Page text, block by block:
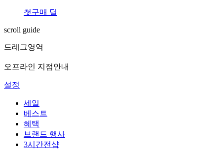
첫구매 딜
scroll guide
드레그영역
오프라인 지점안내
설정
세일
베스트
혜택
브랜드 행사
3시간전샵